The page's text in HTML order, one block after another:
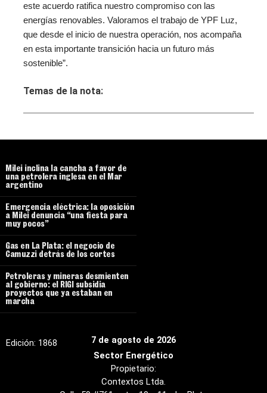
este acuerdo ratifica nuestro compromiso con las
energías renovables. Valoramos el trabajo de YPF Luz,
que desde el inicio de nuestra operación, nos acompaña
en esta importante transición hacia un futuro más
sostenible”.
Temas de la nota:
7 de agosto de 2026
Edición: 1868
Sector Energético
Propietario:
Contextos Ltda.
Milei inclina la cancha a favor de
una petrolera inglesa en el Mar
argentino
Emergencia eléctrica: la oposición
a Milei denuncia “una fiesta para
muy pocos”
Gas en La Plata: el negocio de
Camuzzi detrás de los cortes
Petroleras y mineras desmienten
al gobierno: el RIGI subsidia
proyectos que ya estaban en
marcha